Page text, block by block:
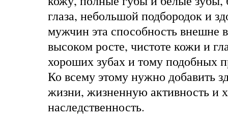
глаза, небольшой подбородок и
мужчин эта способность внешне
высоком росте, чистоте кожи и
хороших зубах и тому подобных
Ко всему этому нужно добавить
жизни, жизненную активность и
наследственность.